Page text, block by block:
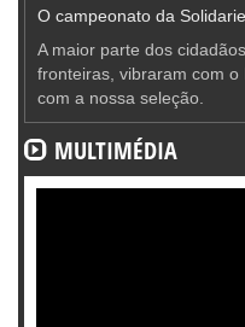
O campeonato da
A maior parte dos
fronteiras, vibraram com
com a nossa seleção.
MULTIMÉDIA